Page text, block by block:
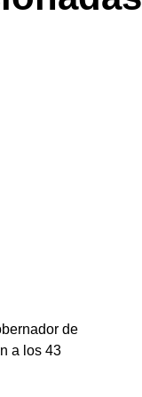
de
a los 43